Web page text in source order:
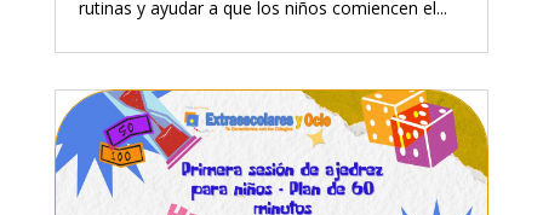
rutinas y ayudar a que los niños comiencen el...